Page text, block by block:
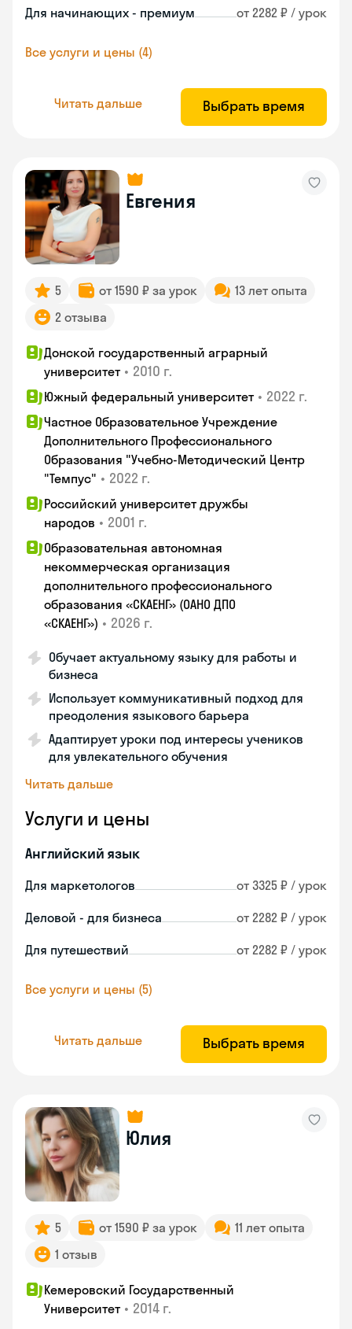
Для начинающих - премиум от 2282 ₽ / урок
Все услуги и цены (4)
Читать дальше Выбрать время
Евгения
5 от 1590 ₽ за урок
13 лет опыта
2 отзыва
Донской государственный аграрный
университет • 2010 г.
Южный федеральный университет • 2022 г.
Частное Образовательное Учреждение
Дополнительного Профессионального
Образования "Учебно-Методический Центр
"Темпус" • 2022 г.
Российский университет дружбы
народов • 2001 г.
Образовательная автономная
некоммерческая организация
дополнительного профессионального
образования «СКАЕНГ» (ОАНО ДПО
«СКАЕНГ») • 2026 г.
Обучает актуальному языку для работы и
бизнеса
Использует коммуникативный подход для
преодоления языкового барьера
Адаптирует уроки под интересы учеников
для увлекательного обучения
Читать дальше
Услуги и цены
Английский язык
Для маркетологов от 3325 ₽ / урок
Деловой - для бизнеса от 2282 ₽ / урок
Для путешествий от 2282 ₽ / урок
Все услуги и цены (5)
Читать дальше Выбрать время
Юлия
5 от 1590 ₽ за урок
11 лет опыта
1 отзыв
Кемеровский Государственный
Университет • 2014 г.